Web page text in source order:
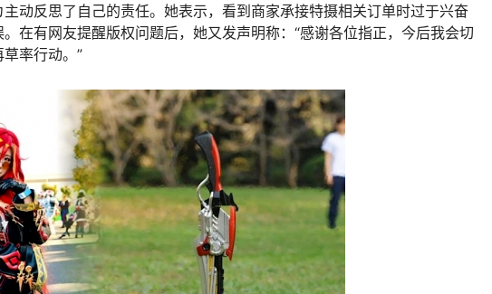
反思了自己的责任。她表示，看到商家承接特摄相关订单时过于兴奋
在有网友提醒版权问题后，她又发声明称：“感谢各位指正，今后我会切
率行动。”